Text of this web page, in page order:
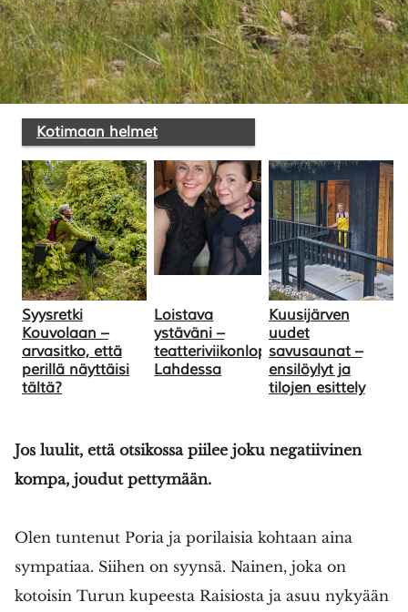
Kotimaan helmet
Syysretki
Kouvolaan –
arvasitko, että
perillä näyttäisi
tältä?
Loistava
ystäväni –
teatteriviikonloppu
Lahdessa
Kuusijärven
uudet
savusaunat –
ensilöylyt ja
tilojen esittely
Jos luulit, että otsikossa piilee joku negatiivinen
kompa, joudut pettymään.
Olen tuntenut Poria ja porilaisia kohtaan aina
sympatiaa. Siihen on syynsä. Nainen, joka on
kotoisin Turun kupeesta Raisiosta ja asuu nykyään